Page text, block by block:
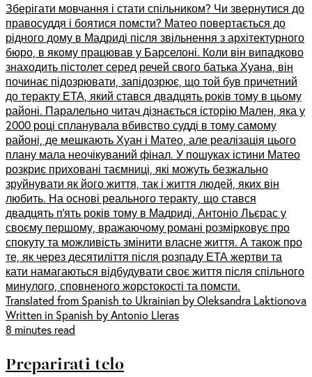
Зберігати мовчання і стати спільником? Чи звернутися до
правосуддя і боятися помсти? Матео повертається до
рідного дому в Мадриді після звільнення з архітектурного
бюро, в якому працював у Барселоні. Коли він випадково
знаходить пістолет серед речей свого батька Хуана, він
починає підозрювати, запідозрює, що той був причетний
до теракту ЕТА, який стався двадцять років тому в цьому
районі. Паралельно читач дізнається історію Мален, яка у
2000 році спланувала вбивство судді в тому самому
районі, де мешкають Хуан і Матео, але реалізація цього
плану мала неочікуваний фінал. У пошуках істини Матео
розкриє приховані таємниці, які можуть безжально
зруйнувати як його життя, так і життя людей, яких він
любить. На основі реального теракту, що стався
двадцять п’ять років тому в Мадриді, Антоніо Льєрас у
своєму першому, вражаючому романі розмірковує про
спокуту та можливість змінити власне життя. А також про
те, як через десятиліття після розпаду ЕТА жертви та
кати намагаються відбудувати своє життя після спільного
минулого, сповненого жорстокості та помсти.
Translated from Spanish to Ukrainian by Oleksandra Laktionova
Written in Spanish by Antonio Lleras
8 minutes read
Preparirati telo